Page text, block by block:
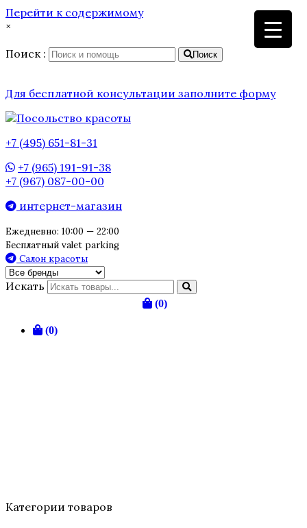
Перейти к содержимому
×
Поиск :
Поиск
Для бесплатной консультации заполните форму
+7 (495) 651-81-31
+7 (965) 191-91-38
+7 (967) 087-00-00
интернет-магазин
Ежедневно: 10:00 — 22:00
Бесплатный valet parking
Салон красоты
Искать
(0)
(0)
Категории товаров